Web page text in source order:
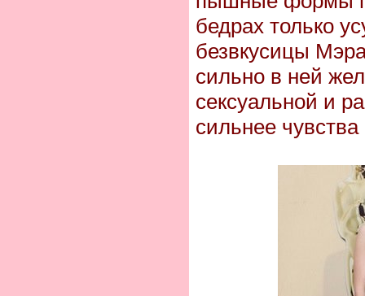
бедрах только
безвкусицы
сильно в ней
сексуальной и
сильнее